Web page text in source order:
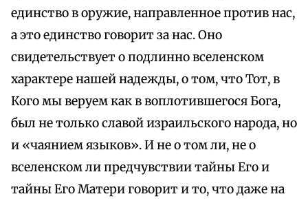
единство в оружие, направленное против нас,
а это единство говорит за нас. Оно
свидетельствует о подлинно вселенском
характере нашей надежды, о том, что Тот, в
Кого мы веруем как в воплотившегося Бога,
был не только славой израильского народа, но
и «чаянием языков». И не о том ли, не о
вселенском ли предчувствии тайны Его и
тайны Его Матери говорит и то, что даже на